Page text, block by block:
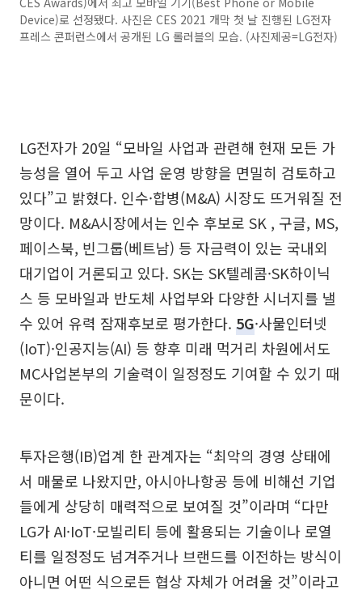
Device)로 선정됐다. 사진은 CES 2021 개막 첫 날 진행된 LG전자
프레스 콘퍼런스에서 공개된 LG 롤러블의 모습. (사진제공=LG전자)
LG전자가 20일 “모바일 사업과 관련해 현재 모든 가
능성을 열어 두고 사업 운영 방향을 면밀히 검토하고
있다”고 밝혔다. 인수·합병(M&A) 시장도 뜨거워질 전
망이다. M&A시장에서는 인수 후보로 SK , 구글, MS,
페이스북, 빈그룹(베트남) 등 자금력이 있는 국내외
대기업이 거론되고 있다. SK는 SK텔레콤·SK하이닉
스 등 모바일과 반도체 사업부와 다양한 시너지를 낼
수 있어 유력 잠재후보로 평가한다. 5G·사물인터넷
(IoT)·인공지능(AI) 등 향후 미래 먹거리 차원에서도
MC사업본부의 기술력이 일정정도 기여할 수 있기 때
문이다.
투자은행(IB)업계 한 관계자는 “최악의 경영 상태에
서 매물로 나왔지만, 아시아나항공 등에 비해선 기업
들에게 상당히 매력적으로 보여질 것”이라며 “다만
LG가 AI·IoT·모빌리티 등에 활용되는 기술이나 로열
티를 일정정도 넘겨주거나 브랜드를 이전하는 방식이
아니면 어떤 식으로든 협상 자체가 어려울 것”이라고